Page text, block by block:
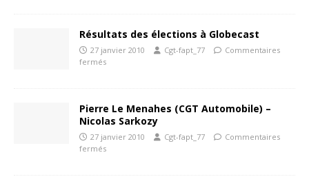
Résultats des élections à Globecast
27 janvier 2010 Cgt-fapt_77
Commentaires
fermés
Pierre Le Menahes (CGT Automobile) –
Nicolas Sarkozy
27 janvier 2010 Cgt-fapt_77
Commentaires
fermés